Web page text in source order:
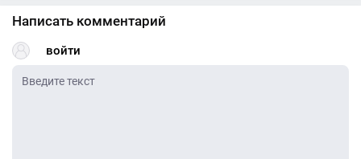
Написать комментарий
войти